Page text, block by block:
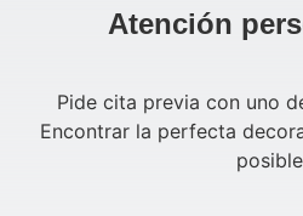
Atención
Pide cita previa con uno
Encontrar la perfecta